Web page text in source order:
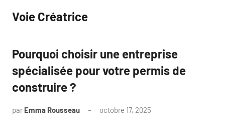
contenu
Voie Créatrice
Pourquoi choisir une entreprise
spécialisée pour votre permis de
construire ?
par Emma Rousseau octobre 17, 2025